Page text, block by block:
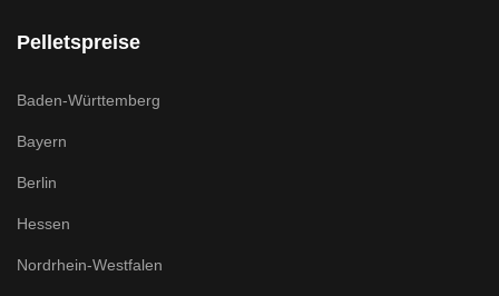
Pelletspreise
Baden-Württemberg
Bayern
Berlin
Hessen
Nordrhein-Westfalen